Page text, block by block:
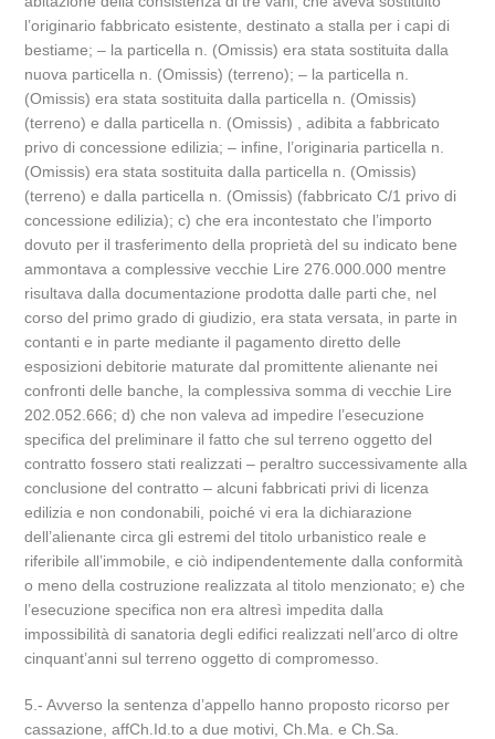
l’originario fabbricato esistente, destinato a stalla per i capi di
bestiame; – la particella n. (Omissis) era stata sostituita dalla
nuova particella n. (Omissis) (terreno); – la particella n.
(Omissis) era stata sostituita dalla particella n. (Omissis)
(terreno) e dalla particella n. (Omissis) , adibita a fabbricato
privo di concessione edilizia; – infine, l’originaria particella n.
(Omissis) era stata sostituita dalla particella n. (Omissis)
(terreno) e dalla particella n. (Omissis) (fabbricato C/1 privo di
concessione edilizia); c) che era incontestato che l’importo
dovuto per il trasferimento della proprietà del su indicato bene
ammontava a complessive vecchie Lire 276.000.000 mentre
risultava dalla documentazione prodotta dalle parti che, nel
corso del primo grado di giudizio, era stata versata, in parte in
contanti e in parte mediante il pagamento diretto delle
esposizioni debitorie maturate dal promittente alienante nei
confronti delle banche, la complessiva somma di vecchie Lire
202.052.666; d) che non valeva ad impedire l’esecuzione
specifica del preliminare il fatto che sul terreno oggetto del
contratto fossero stati realizzati – peraltro successivamente alla
conclusione del contratto – alcuni fabbricati privi di licenza
edilizia e non condonabili, poiché vi era la dichiarazione
dell’alienante circa gli estremi del titolo urbanistico reale e
riferibile all’immobile, e ciò indipendentemente dalla conformità
o meno della costruzione realizzata al titolo menzionato; e) che
l’esecuzione specifica non era altresì impedita dalla
impossibilità di sanatoria degli edifici realizzati nell’arco di oltre
cinquant’anni sul terreno oggetto di compromesso.
5.- Avverso la sentenza d’appello hanno proposto ricorso per
cassazione, affCh.Id.to a due motivi, Ch.Ma. e Ch.Sa.